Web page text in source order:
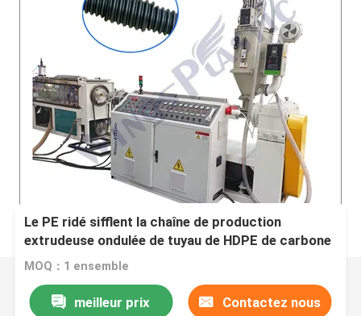
Le PE ridé sifflent la chaîne de production
extrudeuse ondulée de tuyau de HDPE de carbone
MOQ：1 ensemble
meilleur prix Contactez nous